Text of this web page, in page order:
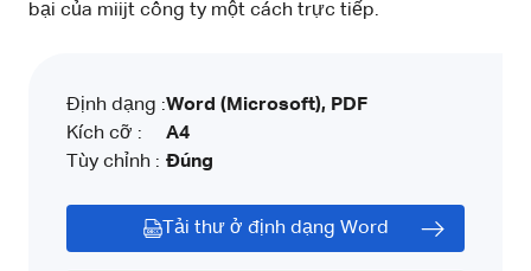
bại của miijt công ty một cách trực tiếp.
Định dạng :
Kích cỡ :
Tùy chỉnh :
Word (Microsoft), PDF
A4
Đúng
Tải thư ở định dạng Word